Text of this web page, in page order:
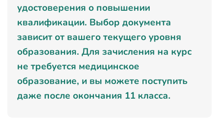
удостоверения о повышении
квалификации. Выбор документа
зависит от вашего текущего уровня
образования. Для зачисления на курс
не требуется медицинское
образование, и вы можете поступить
даже после окончания 11 класса.